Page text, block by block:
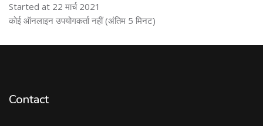
Started at 22 मार्च 2021
ब्लॉक से हट जायें
कोई ऑनलाइन उपयोगकर्ता नहीं (अंतिम 5 मिनट)
Contact